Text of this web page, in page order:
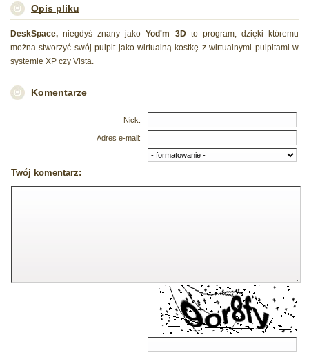
Opis pliku
DeskSpace, niegdyś znany jakoYod'm 3D to program, dzięki któremu
można stworzyć swój pulpit jako wirtualną kostkę z wirtualnymi pulpitami w
systemie XP czy Vista.
Komentarze
Nick:
Adres e-mail:
Twój komentarz: